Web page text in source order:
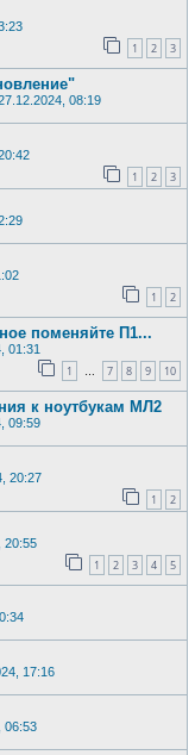
1 2 3
08:19
1 2 3
1 2
поменяйте П1...
01:31
1 … 7 8 9 10
к ноутбукам МЛ2
09:59
20:27
1 2
20:55
1 2 3 4 5
17:16
06:53